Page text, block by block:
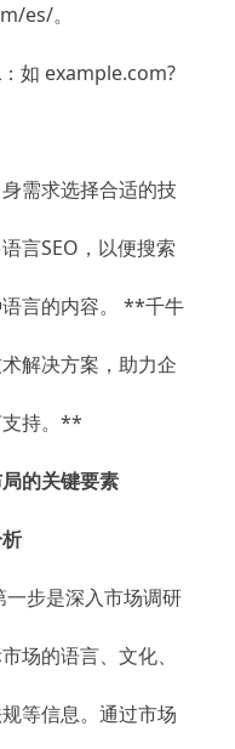
es/。
如 example.com?
需求选择合适的技
言SEO，以便搜索
言的内容。 **千牛
解决方案，助力企
支持。**
的关键要素
步是深入市场调研
场的语言、文化、
等信息。通过市场